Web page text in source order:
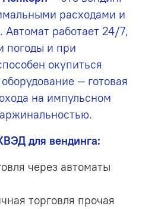
расходами и
Автомат работает 24/7,
погоды и при
окупиться
— готовая
на импульсном
для вендинга:
через автоматы
торговля прочая